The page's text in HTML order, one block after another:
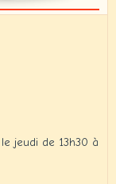
jeudi de 13h30 à